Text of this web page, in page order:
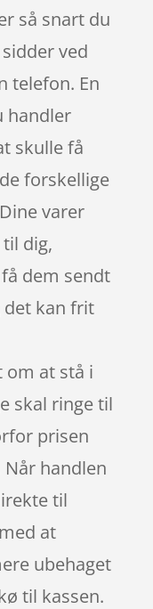
så snart du
ved
telefon. En
handler
skulle få
forskellige
varer
dig,
dem sendt
det kan frit
om at stå i
skal ringe til
prisen
handlen
til
at
ubehaget
til kassen.